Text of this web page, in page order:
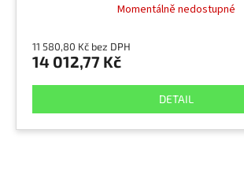
Momentálně nedostupné
11 580,80 Kč bez DPH
14 012,77 Kč
DETAIL